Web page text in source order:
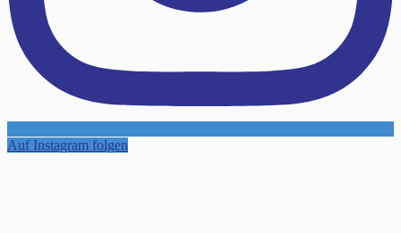
Auf Instagram folgen